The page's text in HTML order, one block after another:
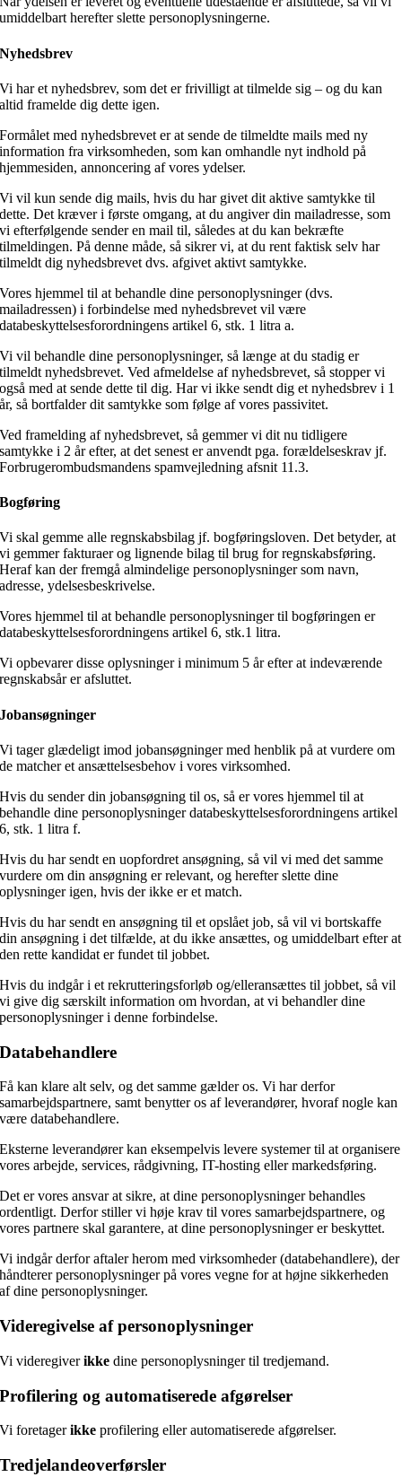
umiddelbart herefter slette personoplysningerne.
Nyhedsbrev
Vi har et nyhedsbrev, som det er frivilligt at tilmelde sig – og du kan
altid framelde dig dette igen.
Formålet med nyhedsbrevet er at sende de tilmeldte mails med ny
information fra virksomheden, som kan omhandle nyt indhold på
hjemmesiden, annoncering af vores ydelser.
Vi vil kun sende dig mails, hvis du har givet dit aktive samtykke til
dette. Det kræver i første omgang, at du angiver din mailadresse, som
vi efterfølgende sender en mail til, således at du kan bekræfte
tilmeldingen. På denne måde, så sikrer vi, at du rent faktisk selv har
tilmeldt dig nyhedsbrevet dvs. afgivet aktivt samtykke.
Vores hjemmel til at behandle dine personoplysninger (dvs.
mailadressen) i forbindelse med nyhedsbrevet vil være
databeskyttelsesforordningens artikel 6, stk. 1 litra a.
Vi vil behandle dine personoplysninger, så længe at du stadig er
tilmeldt nyhedsbrevet. Ved afmeldelse af nyhedsbrevet, så stopper vi
også med at sende dette til dig. Har vi ikke sendt dig et nyhedsbrev i 1
år, så bortfalder dit samtykke som følge af vores passivitet.
Ved framelding af nyhedsbrevet, så gemmer vi dit nu tidligere
samtykke i 2 år efter, at det senest er anvendt pga. forældelseskrav jf.
Forbrugerombudsmandens spamvejledning afsnit 11.3.
Bogføring
Vi skal gemme alle regnskabsbilag jf. bogføringsloven. Det betyder, at
vi gemmer fakturaer og lignende bilag til brug for regnskabsføring.
Heraf kan der fremgå almindelige personoplysninger som navn,
adresse, ydelsesbeskrivelse.
Vores hjemmel til at behandle personoplysninger til bogføringen er
databeskyttelsesforordningens artikel 6, stk.1 litra.
Vi opbevarer disse oplysninger i minimum 5 år efter at indeværende
regnskabsår er afsluttet.
Jobansøgninger
Vi tager glædeligt imod jobansøgninger med henblik på at vurdere om
de matcher et ansættelsesbehov i vores virksomhed.
Hvis du sender din jobansøgning til os, så er vores hjemmel til at
behandle dine personoplysninger databeskyttelsesforordningens artikel
6, stk. 1 litra f.
Hvis du har sendt en uopfordret ansøgning, så vil vi med det samme
vurdere om din ansøgning er relevant, og herefter slette dine
oplysninger igen, hvis der ikke er et match.
Hvis du har sendt en ansøgning til et opslået job, så vil vi bortskaffe
din ansøgning i det tilfælde, at du ikke ansættes, og umiddelbart efter at
den rette kandidat er fundet til jobbet.
Hvis du indgår i et rekrutteringsforløb og/elleransættes til jobbet, så vil
vi give dig særskilt information om hvordan, at vi behandler dine
personoplysninger i denne forbindelse.
Databehandlere
Få kan klare alt selv, og det samme gælder os. Vi har derfor
samarbejdspartnere, samt benytter os af leverandører, hvoraf nogle kan
være databehandlere.
Eksterne leverandører kan eksempelvis levere systemer til at organisere
vores arbejde, services, rådgivning, IT-hosting eller markedsføring.
Det er vores ansvar at sikre, at dine personoplysninger behandles
ordentligt. Derfor stiller vi høje krav til vores samarbejdspartnere, og
vores partnere skal garantere, at dine personoplysninger er beskyttet.
Vi indgår derfor aftaler herom med virksomheder (databehandlere), der
håndterer personoplysninger på vores vegne for at højne sikkerheden
af dine personoplysninger.
Videregivelse af personoplysninger
Vi videregiverikke dine personoplysninger til tredjemand.
Profilering og automatiserede afgørelser
Vi foretagerikke profilering eller automatiserede afgørelser.
Tredjelandeoverførsler